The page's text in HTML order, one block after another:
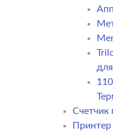
Счетчик